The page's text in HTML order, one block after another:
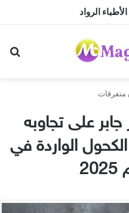
الرواد
متفرقات
جابر على تجاوبه
الواردة في